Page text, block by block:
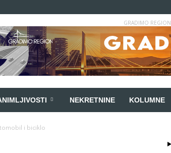
GRADIMO REGION
NEKRETNINE KOLUMNE
i biciklo